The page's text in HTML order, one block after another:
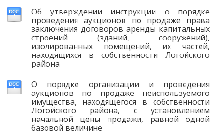
Об утверждении инструкции о порядке
проведения аукционов по продаже права
заключения договоров аренды капитальных
строений (зданий, сооружений),
изолированных помещений, их частей,
находящихся в собственности Логойского
района
О порядке организации и проведения
аукционов по продаже неиспользуемого
имущества, находящегося в собственности
Логойского района, с установлением
начальной цены продажи, равной одной
базовой величине